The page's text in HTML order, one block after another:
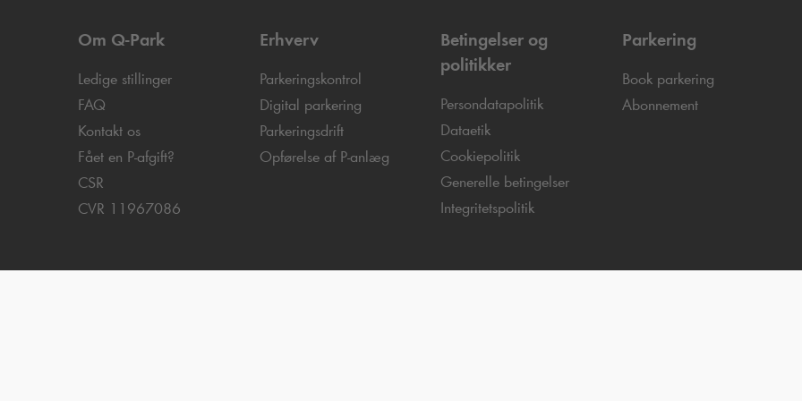
Om Q-Park
Ledige stillinger
FAQ
Kontakt os
Fået en P-afgift?
CSR
CVR 11967086
Erhverv
Parkeringskontrol
Digital parkering
Parkeringsdrift
Opførelse af P-anlæg
Betingelser og
politikker
Persondatapolitik
Dataetik
Cookiepolitik
Generelle betingelser
Integritetspolitik
Parkering
Book parkering
Abonnement